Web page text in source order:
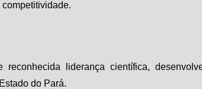
reconhecida liderança científica,
do Pará.